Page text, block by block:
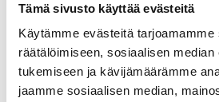
Tämä sivusto käyttää evästeitä
Käytämme evästeitä
räätälöimiseen, sosiaalisen median
tukemiseen ja kävijämäärämme
jaamme sosiaalisen median,
Tiimille tehdyt
lahjoitukset